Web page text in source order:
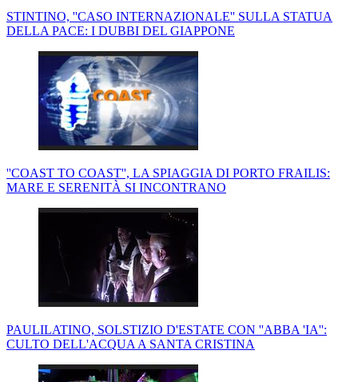
STINTINO, ''CASO INTERNAZIONALE'' SULLA STATUA
DELLA PACE: I DUBBI DEL GIAPPONE
''COAST TO COAST'', LA SPIAGGIA DI PORTO FRAILIS:
MARE E SERENITÀ SI INCONTRANO
PAULILATINO, SOLSTIZIO D'ESTATE CON ''ABBA 'IA'':
CULTO DELL'ACQUA A SANTA CRISTINA